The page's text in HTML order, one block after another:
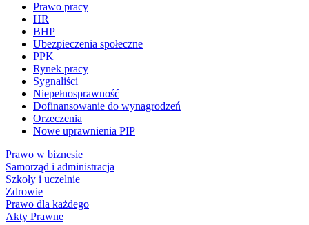
Prawo pracy
HR
BHP
Ubezpieczenia społeczne
PPK
Rynek pracy
Sygnaliści
Niepełnosprawność
Dofinansowanie do wynagrodzeń
Orzeczenia
Nowe uprawnienia PIP
Prawo w biznesie
Samorząd i administracja
Szkoły i uczelnie
Zdrowie
Prawo dla każdego
Akty Prawne